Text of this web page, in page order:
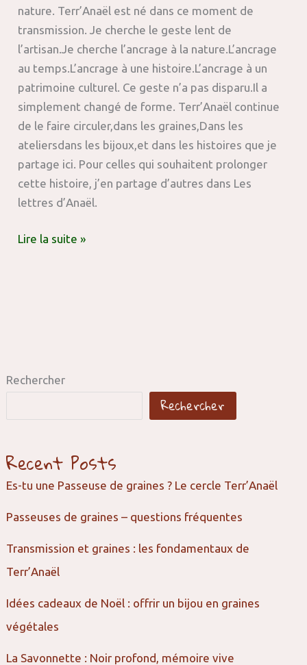
Rechercher
Rechercher
Recent Posts
Es-tu une Passeuse de graines ? Le cercle Terr’Anaël
Passeuses de graines – questions fréquentes
Transmission et graines : les fondamentaux de
Terr’Anaël
Idées cadeaux de Noël : offrir un bijou en graines
végétales
La Savonnette : Noir profond, mémoire vive
nature. Terr’Anaël est né dans ce moment de
transmission. Je cherche le geste lent de
l’artisan.Je cherche l’ancrage à la nature.L’ancrage
au temps.L’ancrage à une histoire.L’ancrage à un
patrimoine culturel. Ce geste n’a pas disparu.Il a
simplement changé de forme. Terr’Anaël continue
de le faire circuler,dans les graines,Dans les
ateliersdans les bijoux,et dans les histoires que je
partage ici. Pour celles qui souhaitent prolonger
cette histoire, j’en partage d’autres dans Les
lettres d’Anaël.
Lire la suite »